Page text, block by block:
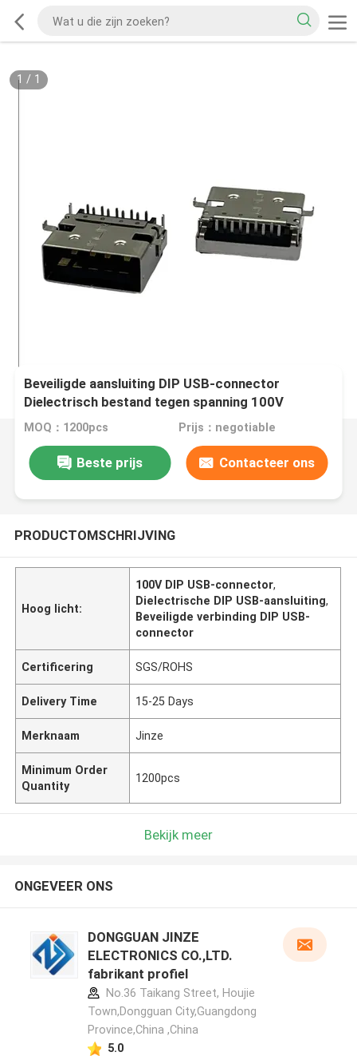
1 / 1
Beveiligde aansluiting DIP USB-connector
Dielectrisch bestand tegen spanning 100V
MOQ：1200pcs Prijs：negotiable
Beste prijs Contacteer ons
PRODUCTOMSCHRIJVING
Hoog licht:
100V DIP USB-connector,
Dielectrische DIP USB-aansluiting,
Beveiligde verbinding DIP USB-
connector
Certificering SGS/ROHS
Delivery Time 15-25 Days
Merknaam Jinze
Minimum Order
Quantity
1200pcs
Bekijk meer
ONGEVEER ONS
DONGGUAN JINZE
ELECTRONICS CO.,LTD.
fabrikant profiel
No.36 Taikang Street, Houjie
Town,Dongguan City,Guangdong
Province,China ,China
5.0